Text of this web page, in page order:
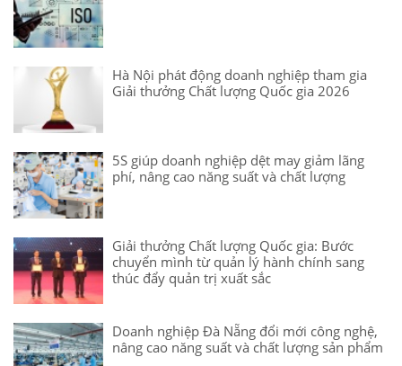
Hà Nội phát động doanh nghiệp tham gia
Giải thưởng Chất lượng Quốc gia 2026
5S giúp doanh nghiệp dệt may giảm lãng
phí, nâng cao năng suất và chất lượng
Giải thưởng Chất lượng Quốc gia: Bước
chuyển mình từ quản lý hành chính sang
thúc đẩy quản trị xuất sắc
Doanh nghiệp Đà Nẵng đổi mới công nghệ,
nâng cao năng suất và chất lượng sản phẩm